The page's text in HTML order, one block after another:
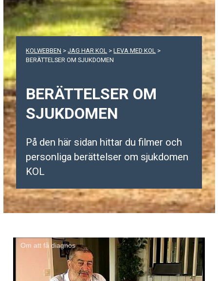
KOLWEBBEN >JAG HAR KOL >LEVA MED KOL >
BERÄTTELSER OM SJUKDOMEN
BERÄTTELSER OM
SJUKDOMEN
På den här sidan hittar du filmer och
personliga berättelser om sjukdomen
KOL
Om att få diagnos